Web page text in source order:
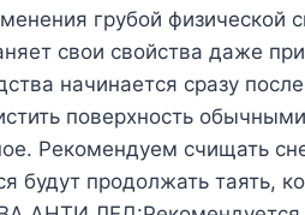
грубой
свои свойства
начинается сразу
поверхность
Рекомендуем счищать
будут продолжать таять,